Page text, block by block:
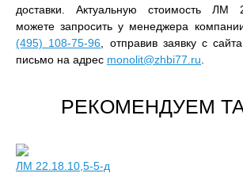
доставки. Актуальную стоимость ЛМ
можете запросить у менеджера
(495) 108-75-96 , отправив заявку с
письмо на адрес monolit@zhbi77.ru
РЕКОМЕНДУЕМ
ЛМ 22.18.10,5-5-д